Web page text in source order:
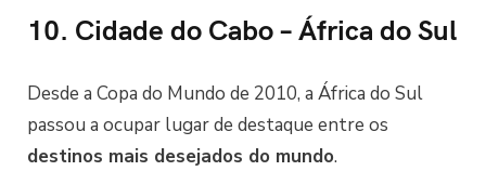
10. Cidade do Cabo – África do Sul
Desde a Copa do Mundo de 2010, a África do Sul
passou a ocupar lugar de destaque entre os
destinos mais desejados do mundo.